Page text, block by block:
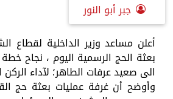
جبر أبو النور
أعلن مساعد وزير الداخلية لقطاع
بعثة الحج الرسمية اليوم ، نجاح
الى صعيد عرفات الطاهر؛ لآداء
وأوضح أن غرفة عمليات بعثة حج